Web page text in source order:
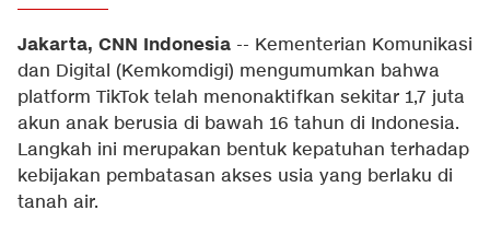
Jakarta, CNN Indonesia -- Kementerian Komunikasi
dan Digital (Kemkomdigi) mengumumkan bahwa
platform TikTok telah menonaktifkan sekitar 1,7 juta
akun anak berusia di bawah 16 tahun di Indonesia.
Langkah ini merupakan bentuk kepatuhan terhadap
kebijakan pembatasan akses usia yang berlaku di
tanah air.